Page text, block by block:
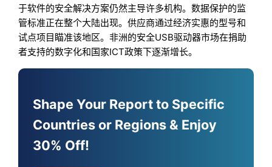
于软件的安全解决方案仍然主导许多机构。数据保护的监
管标准正在整个大陆出现。供应商通过经济实惠的型号和
试点项目瞄准该地区。非洲的安全USB驱动器市场在捐助
者支持的数字化和国家ICT政策下逐渐增长。
Shape Your Report to Specific
Countries or Regions & Enjoy
30% Off!